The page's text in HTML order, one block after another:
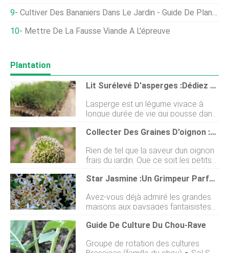
Cultiver Des Bananiers Dans Le Jardin - Guide De Plantation
Mettre De La Fausse Viande À L'épreuve
Plantation
Lit Surélevé D'asperges :dédiez Une Parcelle Permanente
Lasperge est un légume vivace à
longue durée de vie qui pousse dans
les zones USDA 3-8. Il faut des
riches, sol bien drainé, humidité
contre les mauvaises herbes. Quel
meilleur endroit pour faire pousser
des plants dasperges que dans une
plate-bande surélevée où lon peut
facilement la remplir de matière
organique et contrôler les conditions
de plantation ! Lasperge peut vivre
facilement 20 ans, vous devrez donc
planifier soigneusement
lemplacement de votre plate-
Collecter Des Graines D'oignon :comment Récolter Des Graines D'oignon
Rien de tel que la saveur dun oignon
frais du jardin. Que ce soit les petits
verts de votre salade ou la grosse
tranche juteuse de votre hamburger,
sont quelque chose à voir. Quand ils
trouvent cette variété spéciale qui
est particulièrement attrayante, de
nombreux jardiniers veulent savoir
comment récolter des graines
doignons pour les futurs semis. La
Star Jasmine :Un Grimpeur Parfumé Et Vigoureux
Avez-vous déjà admiré les grandes
maisons aux paysages fantaisistes
qui figurent dans les magazines de
jardinage ? Dans beaucoup de ces
probablement lune des principales
Guide De Culture Du Chou-Rave
Groupe de rotation des cultures